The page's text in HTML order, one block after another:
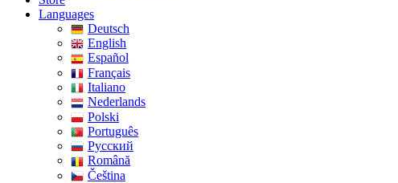
Languages
Deutsch
English
Español
Français
Italiano
Nederlands
Polski
Português
Pусский
Română
Čeština